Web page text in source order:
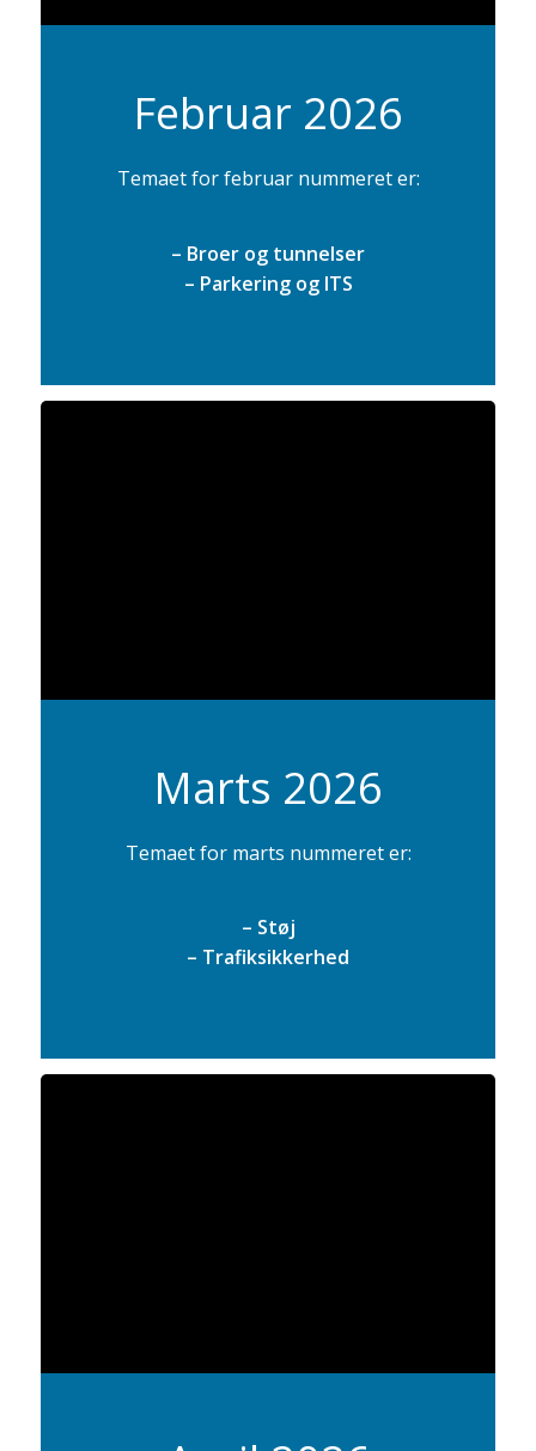
Februar 2026
Temaet for februar nummeret er:
– Broer og tunnelser
– Parkering og ITS
Marts 2026
Temaet for marts nummeret er:
– Støj
– Trafiksikkerhed